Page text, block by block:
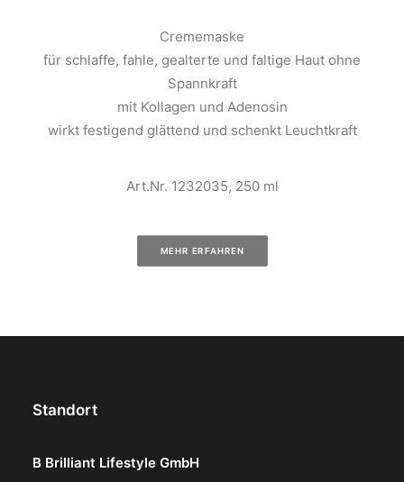
Crememaske
für schlaffe, fahle, gealterte und faltige Haut ohne
Spannkraft
mit Kollagen und Adenosin
wirkt festigend glättend und schenkt Leuchtkraft
Art.Nr. 1232035, 250 ml
MEHR ERFAHREN
Standort
B Brilliant Lifestyle GmbH